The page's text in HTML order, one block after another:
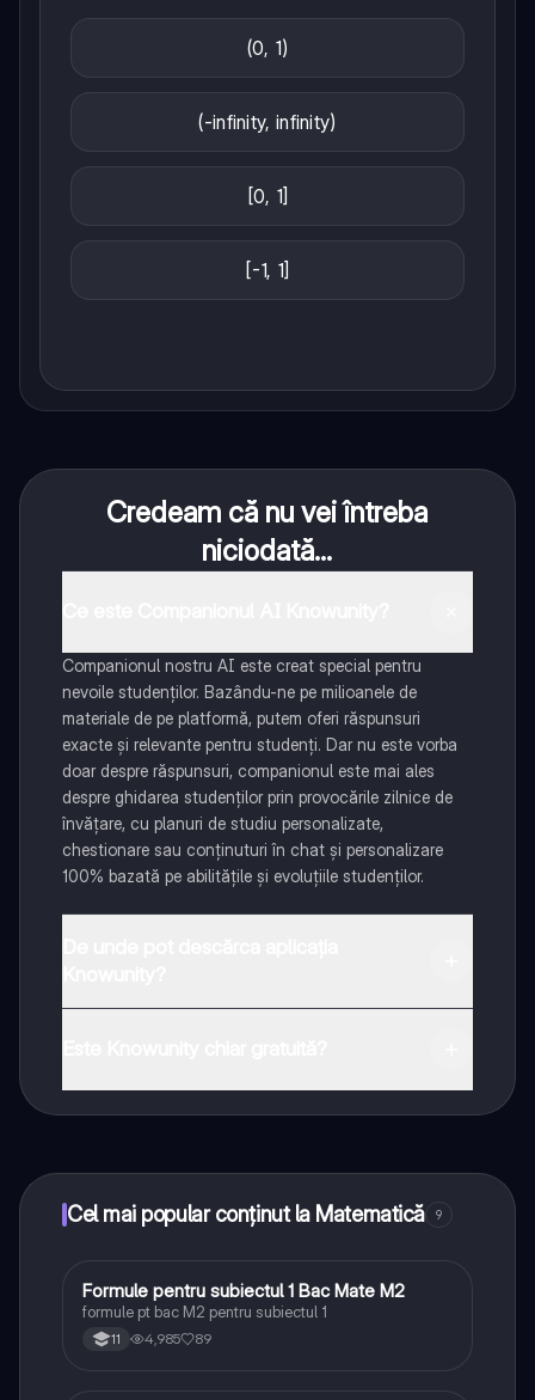
(0, 1)
(-infinity, infinity)
[0, 1]
[-1, 1]
Credeam că nu vei întreba
niciodată...
Companionul nostru AI este creat special pentru
nevoile studenților. Bazându-ne pe milioanele de
materiale de pe platformă, putem oferi răspunsuri
exacte și relevante pentru studenți. Dar nu este vorba
doar despre răspunsuri, companionul este mai ales
despre ghidarea studenților prin provocările zilnice de
învățare, cu planuri de studiu personalizate,
chestionare sau conținuturi în chat și personalizare
100% bazată pe abilitățile și evoluțiile studenților.
Cel mai popular conținut la Matematică 9
Matematică
Formule pentru subiectul 1 Bac Mate M2
formule pt bac M2 pentru subiectul 1
11 4,985 89